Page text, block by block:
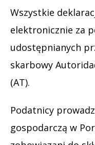
Wszystkie
elektronicznie za
udostępnianych
skarbowy
(AT).
Podatnicy
gospodarczą w